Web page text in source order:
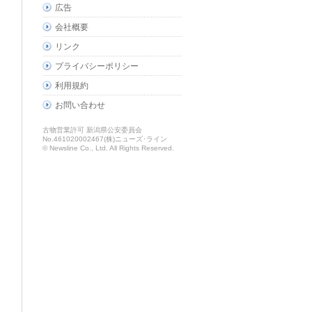
広告
会社概要
リンク
プライバシーポリシー
利用規約
お問い合わせ
古物営業許可 新潟県公安委員会
No.461020002467(株)ニューズ･ライン
© Newsline Co., Ltd. All Rights Reserved.